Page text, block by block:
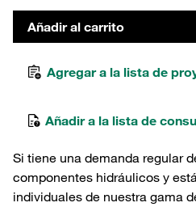
Añadir al carrito
Agregar a la lista de
Añadir a la lista de
Si tiene una demanda regular
componentes hidráulicos y
individuales de nuestra gama